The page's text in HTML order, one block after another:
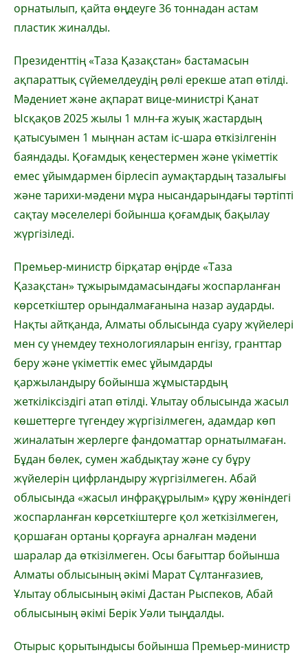
орнатылып, қайта өңдеуге 36 тоннадан астам
пластик жиналды.
Президенттің «Таза Қазақстан» бастамасын
ақпараттық сүйемелдеудің рөлі ерекше атап өтілді.
Мәдениет және ақпарат вице-министрі Қанат
Ысқақов 2025 жылы 1 млн-ға жуық жастардың
қатысуымен 1 мыңнан астам іс-шара өткізілгенін
баяндады. Қоғамдық кеңестермен және үкіметтік
емес ұйымдармен бірлесіп аумақтардың тазалығы
және тарихи-мәдени мұра нысандарындағы тәртіпті
сақтау мәселелері бойынша қоғамдық бақылау
жүргізіледі.
Премьер-министр бірқатар өңірде «Таза
Қазақстан» тұжырымдамасындағы жоспарланған
көрсеткіштер орындалмағанына назар аударды.
Нақты айтқанда, Алматы облысында суару жүйелері
мен су үнемдеу технологияларын енгізу, гранттар
беру және үкіметтік емес ұйымдарды
қаржыландыру бойынша жұмыстардың
жеткіліксіздігі атап өтілді. Ұлытау облысында жасыл
көшеттерге түгендеу жүргізілмеген, адамдар көп
жиналатын жерлерге фандоматтар орнатылмаған.
Бұдан бөлек, сумен жабдықтау және су бұру
жүйелерін цифрландыру жүргізілмеген. Абай
облысында «жасыл инфрақұрылым» құру жөніндегі
жоспарланған көрсеткіштерге қол жеткізілмеген,
қоршаған ортаны қорғауға арналған мәдени
шаралар да өткізілмеген. Осы бағыттар бойынша
Алматы облысының әкімі Марат Сұлтанғазиев,
Ұлытау облысының әкімі Дастан Рыспеков, Абай
облысының әкімі Берік Уәли тыңдалды.
Отырыс қорытындысы бойынша Премьер-министр